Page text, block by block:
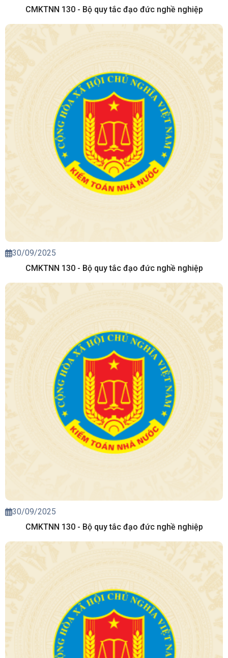
CMKTNN 130 - Bộ quy tắc đạo đức nghề nghiệp
30/09/2025
CMKTNN 130 - Bộ quy tắc đạo đức nghề nghiệp
30/09/2025
CMKTNN 130 - Bộ quy tắc đạo đức nghề nghiệp